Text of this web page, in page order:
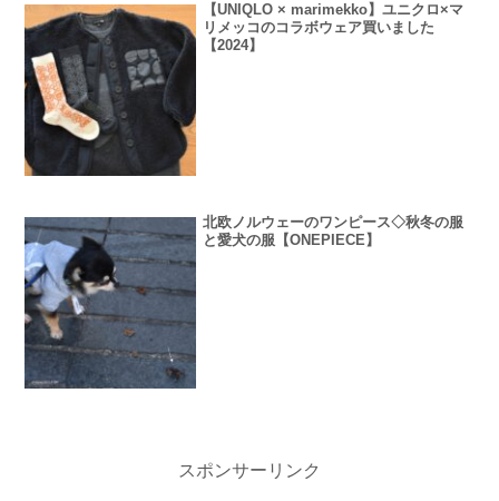
【UNIQLO × marimekko】ユニクロ×マ
リメッコのコラボウェア買いました
【2024】
北欧ノルウェーのワンピース◇秋冬の服
と愛犬の服【ONEPIECE】
スポンサーリンク